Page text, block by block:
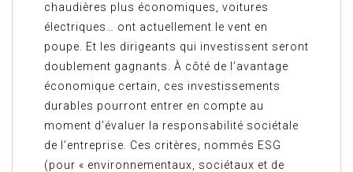
chaudières plus économiques, voitures
électriques… ont actuellement le vent en
poupe. Et les dirigeants qui investissent seront
doublement gagnants. À côté de l’avantage
économique certain, ces investissements
durables pourront entrer en compte au
moment d’évaluer la responsabilité sociétale
de l’entreprise. Ces critères, nommés ESG
(pour « environnementaux, sociétaux et de